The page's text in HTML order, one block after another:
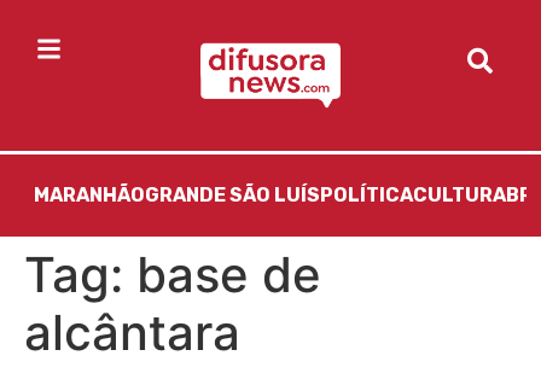
MARANHÃOGRANDE SÃO LUÍS POLÍTICACULTURA
Tag: base de
alcântara